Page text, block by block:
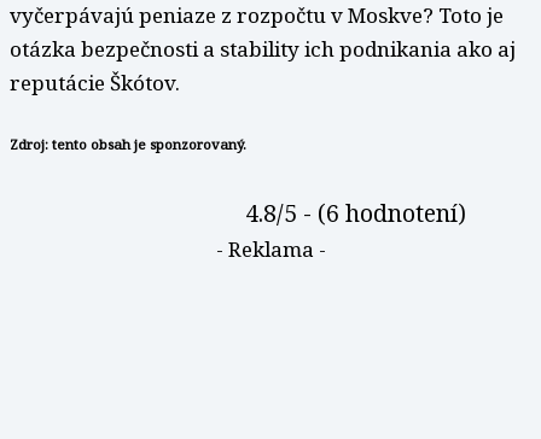
vyčerpávajú peniaze z rozpočtu v Moskve? Toto je
otázka bezpečnosti a stability ich podnikania ako aj
reputácie Škótov.
Zdroj: tento obsah je sponzorovaný.
4.8/5 - (6 hodnotení)
- Reklama -